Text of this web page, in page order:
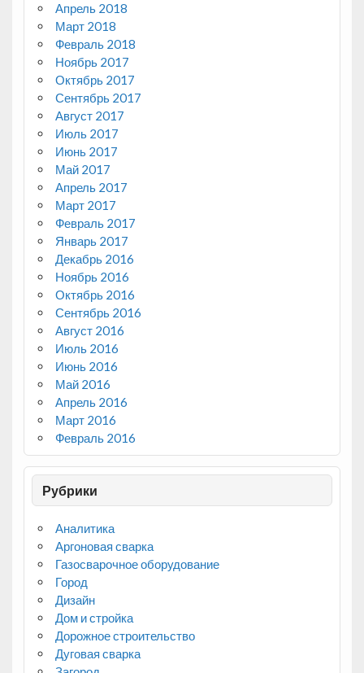
Апрель 2018
Март 2018
Февраль 2018
Ноябрь 2017
Октябрь 2017
Сентябрь 2017
Август 2017
Июль 2017
Июнь 2017
Май 2017
Апрель 2017
Март 2017
Февраль 2017
Январь 2017
Декабрь 2016
Ноябрь 2016
Октябрь 2016
Сентябрь 2016
Август 2016
Июль 2016
Июнь 2016
Май 2016
Апрель 2016
Март 2016
Февраль 2016
Рубрики
Аналитика
Аргоновая сварка
Газосварочное оборудование
Город
Дизайн
Дом и стройка
Дорожное строительство
Дуговая сварка